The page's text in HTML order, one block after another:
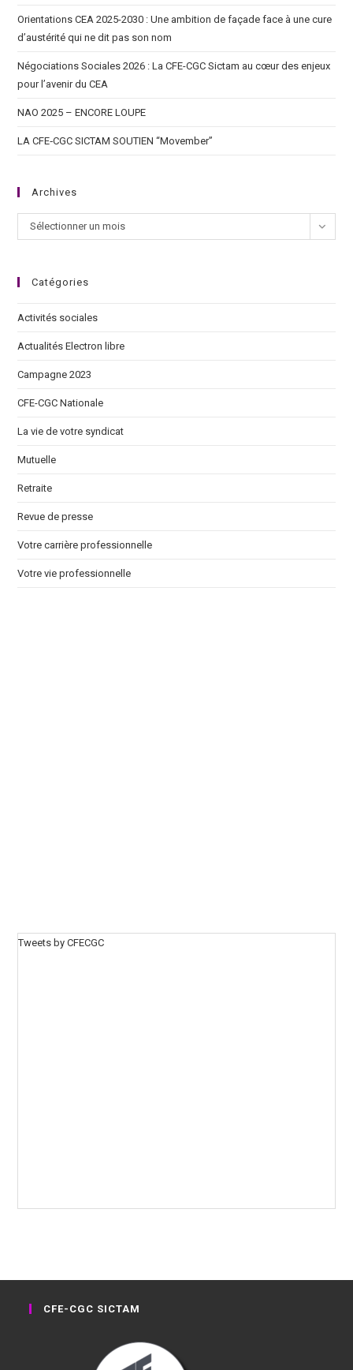
Orientations CEA 2025-2030 : Une ambition de façade face à une cure
d’austérité qui ne dit pas son nom
Négociations Sociales 2026 : La CFE-CGC Sictam au cœur des enjeux
pour l’avenir du CEA
NAO 2025 – ENCORE LOUPE
LA CFE‑CGC SICTAM SOUTIEN “Movember”
Archives
Sélectionner un mois
Catégories
Activités sociales
Actualités Electron libre
Campagne 2023
CFE-CGC Nationale
La vie de votre syndicat
Mutuelle
Retraite
Revue de presse
Votre carrière professionnelle
Votre vie professionnelle
Tweets by CFECGC
CFE-CGC SICTAM